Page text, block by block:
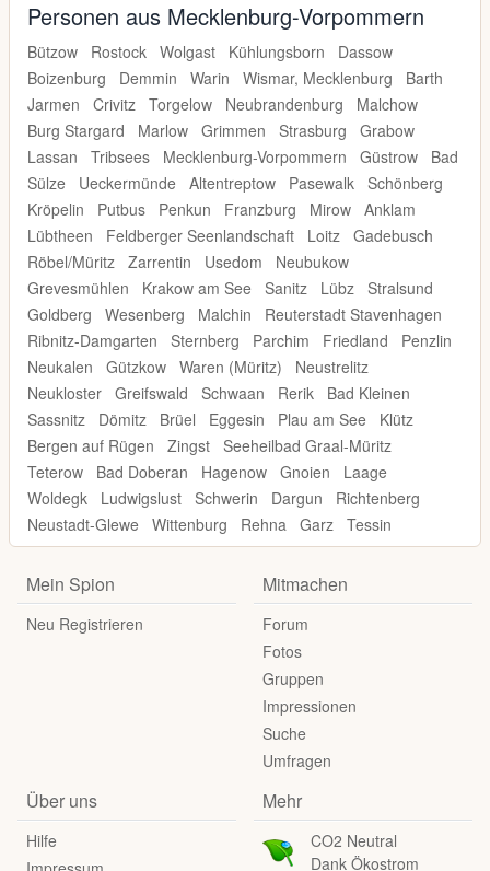
Personen aus Mecklenburg-Vorpommern
Bützow Rostock Wolgast Kühlungsborn
Dassow
Boizenburg
Demmin Warin Wismar, Mecklenburg
Barth
Jarmen
Crivitz Torgelow Neubrandenburg
Malchow
Burg Stargard
Marlow Grimmen Strasburg
Grabow
Lassan
Tribsees Mecklenburg-Vorpommern Güstrow
Bad
Sülze
Ueckermünde Altentreptow Pasewalk Schönberg
Kröpelin
Putbus Penkun Franzburg Mirow Anklam
Lübtheen
Feldberger Seenlandschaft Loitz Gadebusch
Röbel/Müritz Zarrentin Usedom
Neubukow
Grevesmühlen
Krakow am See Sanitz Lübz Stralsund
Goldberg
Wesenberg Malchin
Reuterstadt Stavenhagen
Ribnitz-Damgarten
Sternberg Parchim Friedland
Penzlin
Neukalen
Gützkow Waren (Müritz)
Neustrelitz
Neukloster Greifswald Schwaan Rerik
Bad Kleinen
Sassnitz
Dömitz Brüel Eggesin Plau am See
Klütz
Bergen auf Rügen
Zingst Seeheilbad Graal-Müritz
Teterow
Bad Doberan Hagenow Gnoien
Laage
Woldegk
Ludwigslust Schwerin Dargun
Richtenberg
Neustadt-Glewe
Wittenburg Rehna Garz Tessin
Mein Spion
Neu Registrieren
Mitmachen
Forum
Fotos
Gruppen
Impressionen
Suche
Umfragen
Über uns
Hilfe
Mehr
CO2 Neutral
Dank Ökostrom